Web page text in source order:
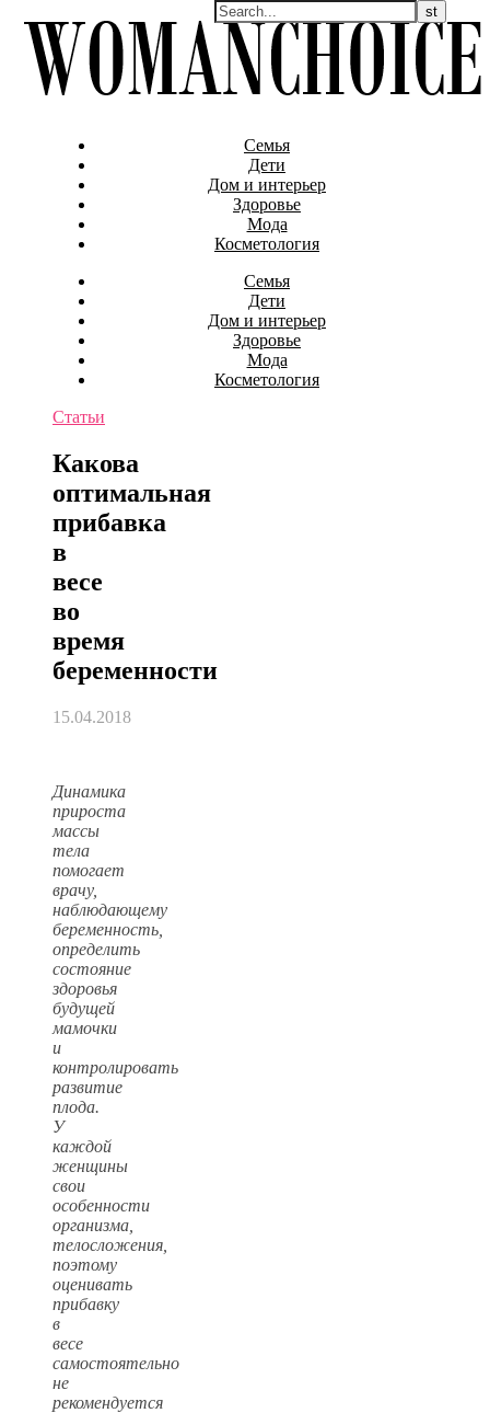
Семья
Дети
Дом и интерьер
Здоровье
Мода
Косметология
Семья
Дети
Дом и интерьер
Здоровье
Мода
Косметология
Статьи
Какова
оптимальная
прибавка
в
весе
во
время
беременности
15.04.2018
Динамика
прироста
массы
тела
помогает
врачу,
наблюдающему
беременность,
определить
состояние
здоровья
будущей
мамочки
и
контролировать
развитие
плода.
У
каждой
женщины
свои
особенности
организма,
телосложения,
поэтому
оценивать
прибавку
в
весе
самостоятельно
не
рекомендуется